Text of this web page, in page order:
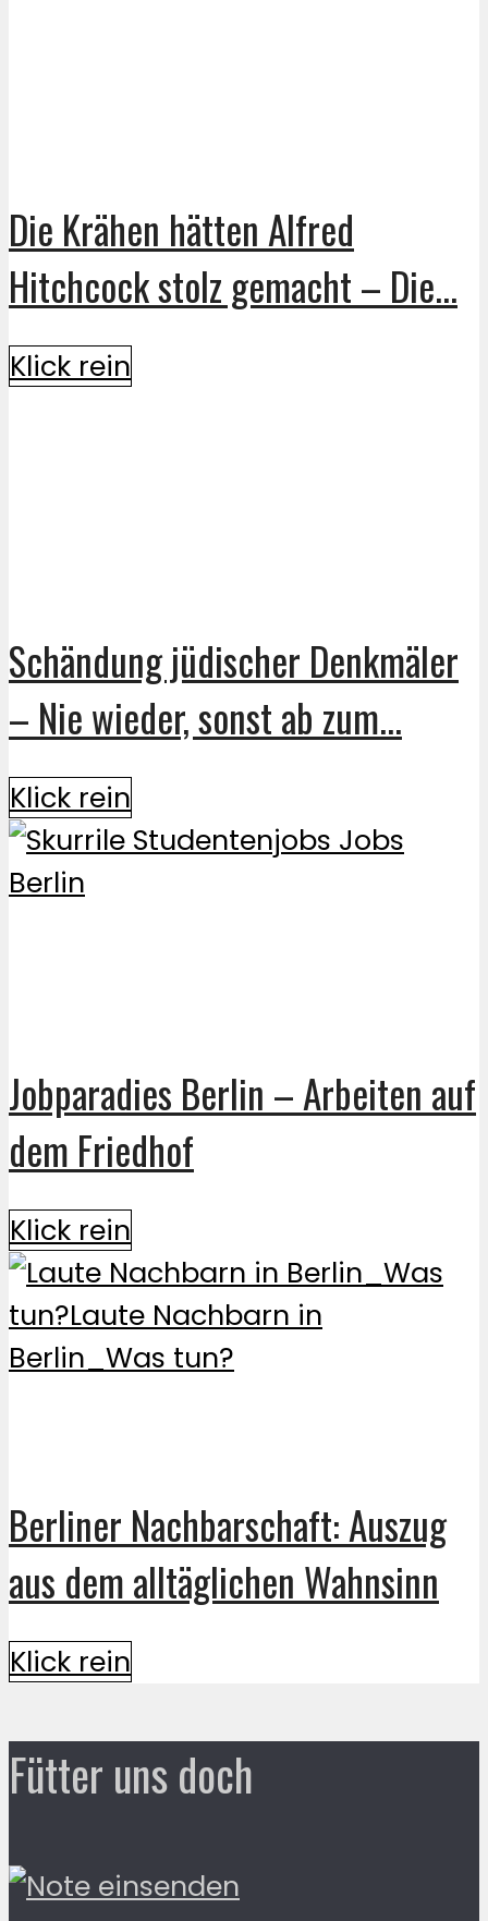
Die Krähen hätten Alfred
Hitchcock stolz gemacht – Die...
Klick rein
Schändung jüdischer Denkmäler
– Nie wieder, sonst ab zum...
Klick rein
Jobparadies Berlin – Arbeiten auf
dem Friedhof
Klick rein
Berliner Nachbarschaft: Auszug
aus dem alltäglichen Wahnsinn
Klick rein
Fütter uns doch